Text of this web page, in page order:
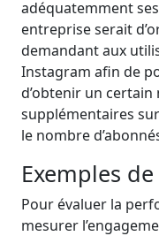
adéquatemment
entreprise serait
demandant aux
Instagram afin de
d’obtenir un certain
supplémentaires
le nombre
Exemples de
Pour évaluer la
mesurer